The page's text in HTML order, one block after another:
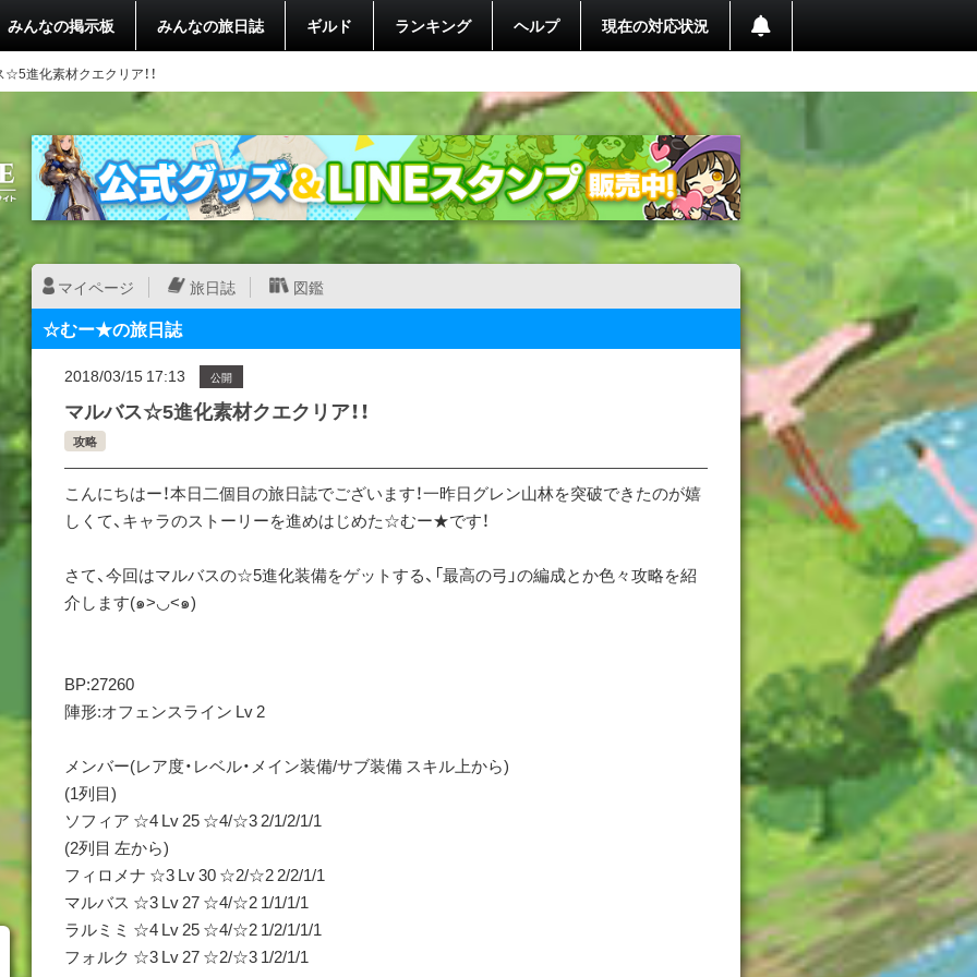
みんなの掲示板 みんなの旅日誌 ギルド ランキング ヘルプ 現在の対応状況
進化素材クエクリア！！
マイページ 旅日誌 図鑑
☆むー★の旅日誌
2018/03/15 17:13 公開
マルバス☆5進化素材クエクリア！！
攻略
こんにちはー！本日二個目の旅日誌でございます！一昨日グレン山林を突破できたのが嬉
しくて、キャラのストーリーを進めはじめた☆むー★です！
さて、今回はマルバスの☆5進化装備をゲットする、「最高の弓」の編成とか色々攻略を紹
介します(๑>◡<๑)
BP:27260
陣形:オフェンスライン Lv 2
メンバー(レア度・レベル・メイン装備/サブ装備 スキル上から)
(1列目)
ソフィア ☆4 Lv 25 ☆4/☆3 2/1/2/1/1
(2列目 左から)
フィロメナ ☆3 Lv 30 ☆2/☆2 2/2/1/1
マルバス ☆3 Lv 27 ☆4/☆2 1/1/1/1
ラルミミ ☆4 Lv 25 ☆4/☆2 1/2/1/1/1
フォルク ☆3 Lv 27 ☆2/☆3 1/2/1/1